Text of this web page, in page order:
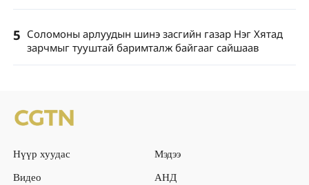
5 Соломоны арлуудын шинэ засгийн газар Нэг Хятад
зарчмыг тууштай баримталж байгааг сайшаав
Нүүр хуудас
Мэдээ
Видео
АНД